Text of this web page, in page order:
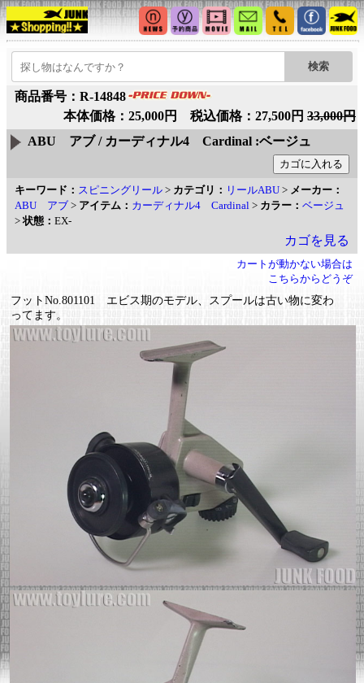
商品番号：R-14848
本体価格：25,000円 税込価格：27,500円 33,000円
ABU アブ / カーディナル4 Cardinal :ベージュ
キーワード： スピニングリール > カテゴリ： リールABU > メーカー：
ABU アブ > アイテム： カーディナル4 Cardinal > カラー： ベージュ
>状態： EX-
カゴを見る
カートが動かない場合は
こちらからどうぞ
フットNo.801101 エビス期のモデル、スプールは古い物に変わ
ってます。